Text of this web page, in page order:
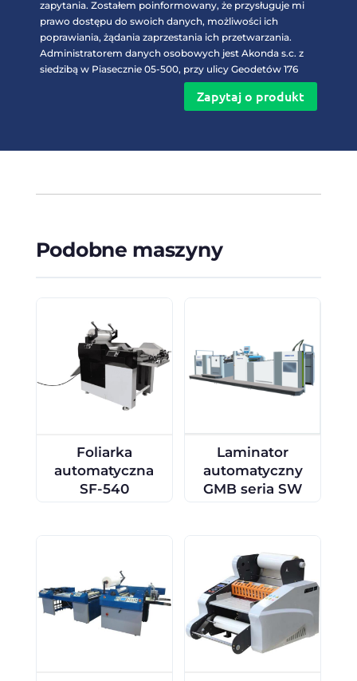
zapytania. Zostałem poinformowany, że przysługuje mi
prawo dostępu do swoich danych, możliwości ich
poprawiania, żądania zaprzestania ich przetwarzania.
Administratorem danych osobowych jest Akonda s.c. z
siedzibą w Piasecznie 05-500, przy ulicy Geodetów 176
Zapytaj o produkt
Podobne maszyny
Foliarka
automatyczna
SF-540
Laminator
automatyczny
GMB seria SW